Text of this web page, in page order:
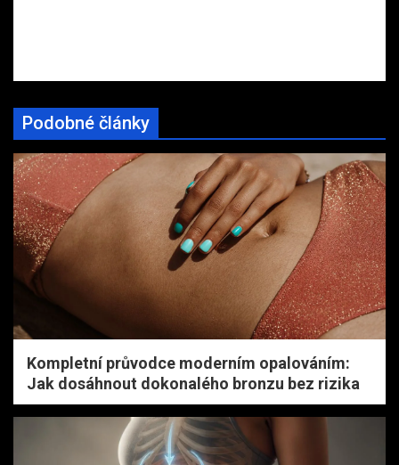
Podobné články
Kompletní průvodce moderním opalováním:
Jak dosáhnout dokonalého bronzu bez rizika